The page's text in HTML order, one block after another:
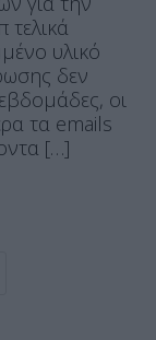
υλικό
δεν
εβδομάδες, οι
τα emails
[…]